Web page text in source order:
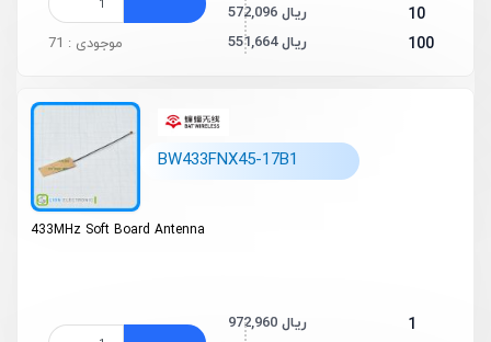
10 572,096 ریال
100 551,664 ریال موجودی : 71
BW433FNX45-17B1
433MHz Soft Board Antenna
1 972,960 ریال